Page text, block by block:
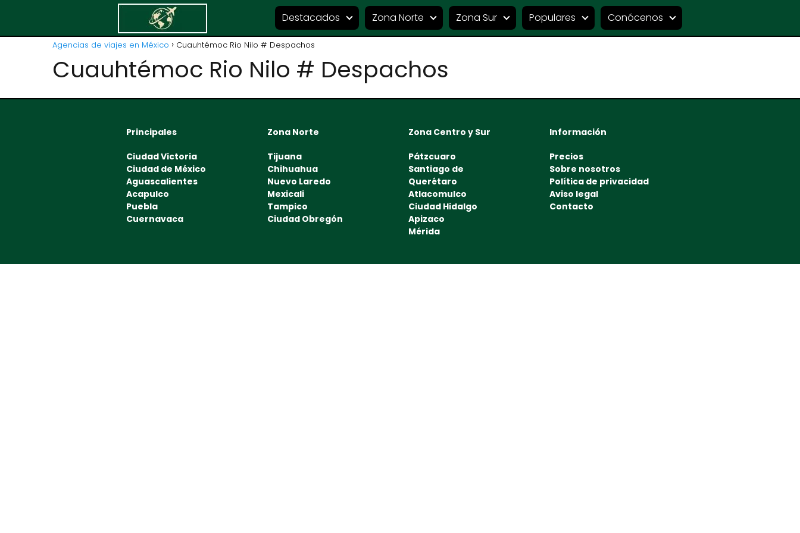
Destacados Zona Norte Zona Sur Populares Conócenos
Agencias de viajes en México Cuauhtémoc Rio Nilo # Despachos
Cuauhtémoc Rio Nilo # Despachos
Principales
Ciudad Victoria
Ciudad de México
Aguascalientes
Acapulco
Puebla
Cuernavaca
Zona Norte
Tijuana
Chihuahua
Nuevo Laredo
Mexicali
Tampico
Ciudad Obregón
Zona Centro y Sur
Pátzcuaro
Santiago de
Querétaro
Atlacomulco
Ciudad Hidalgo
Apizaco
Mérida
Información
Precios
Sobre nosotros
Política de privacidad
Aviso legal
Contacto